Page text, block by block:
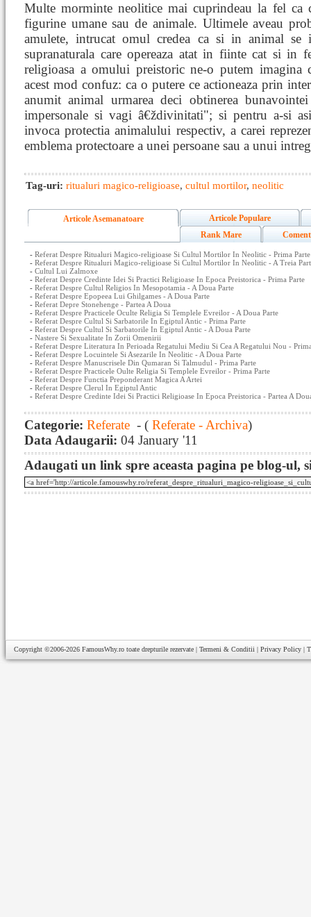
Multe morminte neolitice mai cuprindeau la fel ca
figurine umane sau de animale. Ultimele aveau
amulete, intrucat omul credea ca si in animal se
supranaturala care opereaza atat in fiinte cat si in
religioasa a omului preistoric ne-o putem imagina
acest mod confuz: ca o putere ce actioneaza prin
anumit animal urmarea deci obtinerea
impersonale si vagi â€ždivinitati"; si pentru a-si
invoca protectia animalului respectiv, a carei
emblema protectoare a unei persoane sau a unui
Tag-uri: ritualuri magico-religioase, cultul mortilor, neolitic
Articole Asemanatoare
Articole Populare
Rank Mare
- Referat Despre Ritualuri Magico-religioase Si Cultul Mortilor In Neolitic - Prima Parte
- Referat Despre Ritualuri Magico-religioase Si Cultul Mortilor In Neolitic - A Treia
- Cultul Lui Zalmoxe
- Referat Despre Credinte Idei Si Practici Religioase In Epoca Preistorica - Prima Parte
- Referat Despre Cultul Religios In Mesopotamia - A Doua Parte
- Referat Despre Epopeea Lui Ghilgames - A Doua Parte
- Referat Depre Stonehenge - Partea A Doua
- Referat Despre Practicele Oculte Religia Si Templele Evreilor - A Doua Parte
- Referat Despre Cultul Si Sarbatorile In Egiptul Antic - Prima Parte
- Referat Despre Cultul Si Sarbatorile In Egiptul Antic - A Doua Parte
- Nastere Si Sexualitate In Zorii Omenirii
- Referat Despre Literatura In Perioada Regatului Mediu Si Cea A Regatului Nou -
- Referat Despre Locuintele Si Asezarile In Neolitic - A Doua Parte
- Referat Despre Manuscrisele Din Qumaran Si Talmudul - Prima Parte
- Referat Despre Practicele Oulte Religia Si Templele Evreilor - Prima Parte
- Referat Despre Functia Preponderant Magica A Artei
- Referat Despre Clerul In Egiptul Antic
- Referat Despre Credinte Idei Si Practici Religioase In Epoca Preistorica - Partea A
Categorie: Referate - ( Referate - Archiva)
Data Adaugarii: 04 January '11
Adaugati un link spre aceasta pagina pe blog-ul,
Copyright ©2006-2026 FamousWhy.ro toate drepturile rezervate | Termeni & Conditii | Privacy Policy |